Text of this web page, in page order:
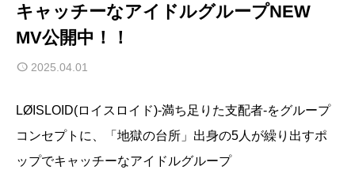
キャッチーなアイドルグループNEW
MV公開中！！
2025.04.01
LØISLOID(ロイスロイド)-満ち足りた支配者-をグループ
コンセプトに、「地獄の台所」出身の5人が繰り出すポ
ップでキャッチーなアイドルグループ